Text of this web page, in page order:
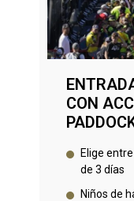
CON
Elige
de 3 días
Niños de